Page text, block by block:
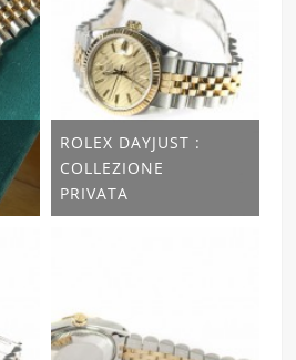
ROLEX DAYJUST :
COLLEZIONE
PRIVATA